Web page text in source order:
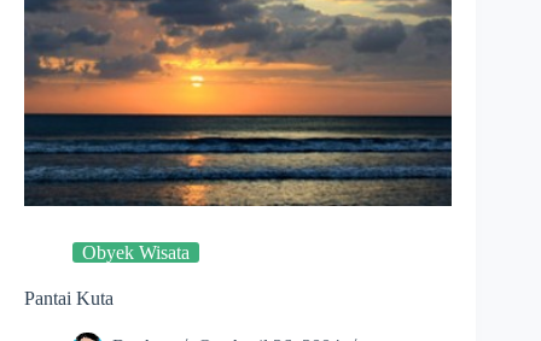
Obyek Wisata
Pantai Kuta